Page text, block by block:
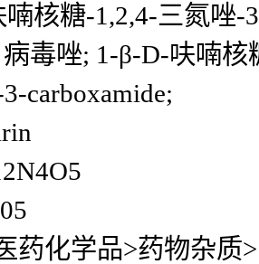
核糖-1,2,4-三氮唑-
毒唑; 1-β-D-呋喃
carboxamide;
药化学品>药物杂质